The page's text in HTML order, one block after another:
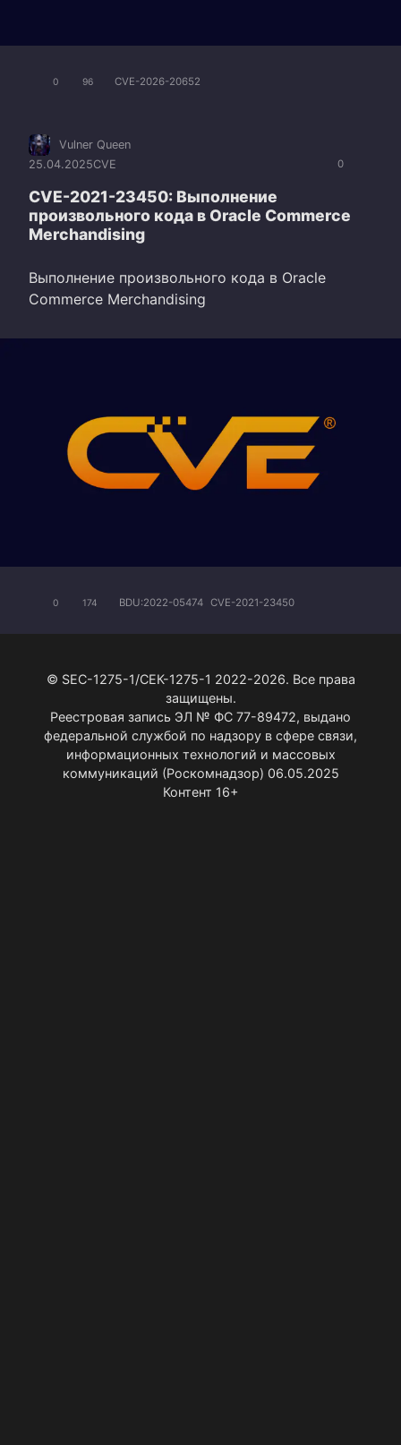
0 96 CVE-2026-20652
0
Vulner Queen
25.04.2025CVE
CVE-2021-23450: Выполнение
произвольного кода в Oracle Commerce
Merchandising
Выполнение произвольного кода в Oracle
Commerce Merchandising
0 174 BDU:2022-05474 CVE-2021-23450
© SEC-1275-1/СЕК-1275-1 2022-2026. Все права
защищены.
Реестровая запись ЭЛ № ФС 77-89472, выдано
федеральной службой по надзору в сфере связи,
информационных технологий и массовых
коммуникаций (Роскомнадзор) 06.05.2025
Контент 16+